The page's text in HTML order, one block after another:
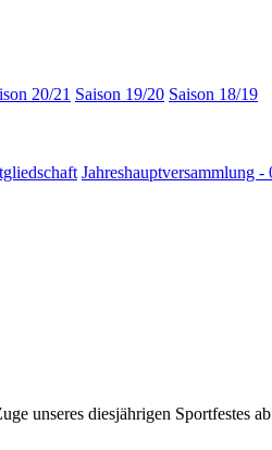
20/21 Saison 19/20 Saison 18/19
Jahreshauptversammlung -
unseres diesjährigen Sportfestes